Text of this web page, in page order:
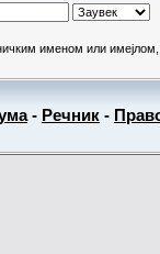
именом или
- Речник -